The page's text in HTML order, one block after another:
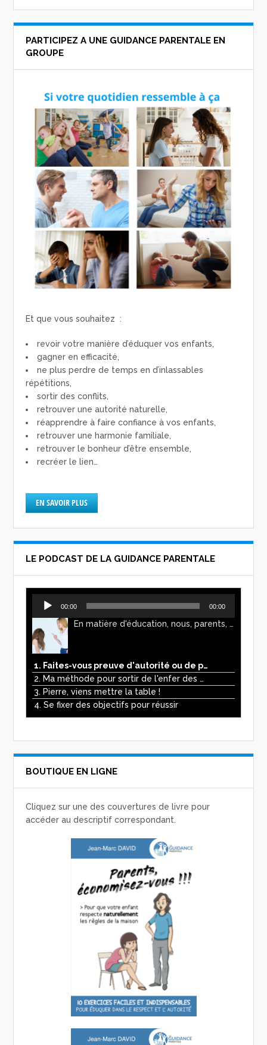
PARTICIPEZ A UNE GUIDANCE PARENTALE EN
GROUPE
Et que vous souhaitez :
revoir votre manière d’éduquer vos enfants,
gagner en efficacité,
ne plus perdre de temps en d’inlassables
répétitions,
sortir des conflits,
retrouver une autorité naturelle,
réapprendre à faire confiance à vos enfants,
retrouver une harmonie familiale,
retrouver le bonheur d’être ensemble,
recréer le lien…
EN SAVOIR PLUS
LE PODCAST DE LA GUIDANCE PARENTALE
Lecteur
audio
00:00 00:00
En matière d'éducation, nous, parents, avons l'impression de faire preuve d'autorité. Mais n'est-ce pas, parfois, plutôt un jeu de pouvoir ? Ce podcast vous permettra d'y voir plus clair !
1. Faites-vous preuve d'autorité ou de pouvoir avec vos enfants ?
2. Ma méthode pour sortir de l'enfer des écrans
3. Pierre, viens mettre la table !
4. Se fixer des objectifs pour réussir
BOUTIQUE EN LIGNE
Cliquez sur une des couvertures de livre pour
accéder au descriptif correspondant.